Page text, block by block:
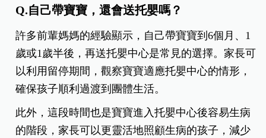
Q.自己帶寶寶，還會送托嬰嗎？
許多前輩媽媽的經驗顯示，自己帶寶寶到6個月、1
歲或1歲半後，再送托嬰中心是常見的選擇。家長可
以利用留停期間，觀察寶寶適應托嬰中心的情形，
確保孩子順利過渡到團體生活。
此外，這段時間也是寶寶進入托嬰中心後容易生病
的階段，家長可以更靈活地照顧生病的孩子，減少